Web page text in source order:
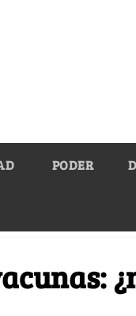
PODER